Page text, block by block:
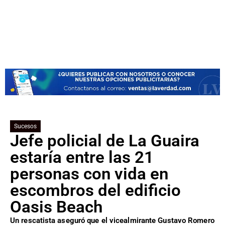
Sucesos
Jefe policial de La Guaira
estaría entre las 21
personas con vida en
escombros del edificio
Oasis Beach
Un rescatista aseguró que el vicealmirante Gustavo Romero